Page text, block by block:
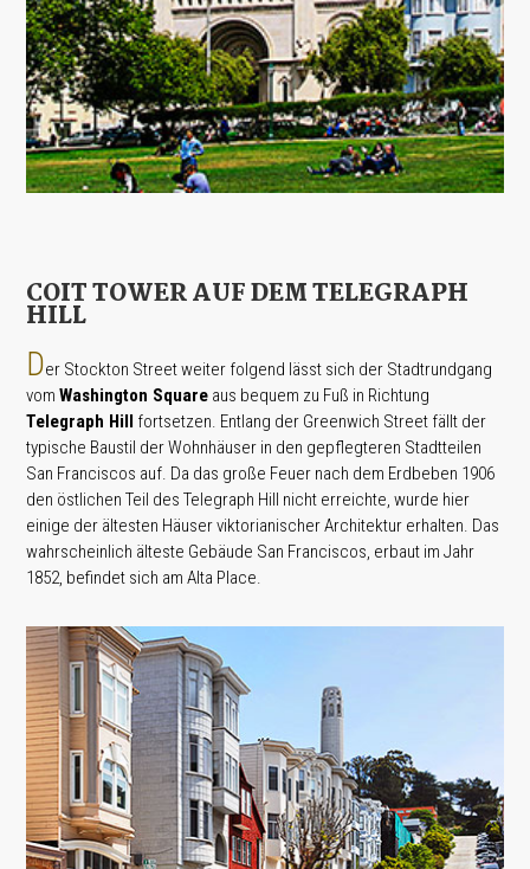
COIT TOWER AUF DEM TELEGRAPH
HILL
Der Stockton Street weiter folgend lässt sich der Stadtrundgang
vomWashington Square aus bequem zu Fuß in Richtung
Telegraph Hill
fortsetzen. Entlang der Greenwich Street fällt der
typische Baustil der Wohnhäuser in den gepflegteren Stadtteilen
San Franciscos auf. Da das große Feuer nach dem Erdbeben 1906
den östlichen Teil des Telegraph Hill nicht erreichte, wurde hier
einige der ältesten Häuser viktorianischer Architektur erhalten. Das
wahrscheinlich älteste Gebäude San Franciscos, erbaut im Jahr
1852, befindet sich am Alta Place.